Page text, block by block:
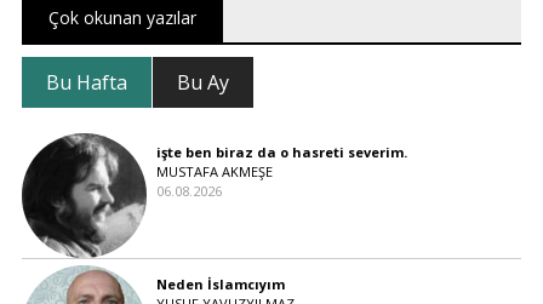
Çok okunan yazılar
Bu Hafta Bu Ay
işte ben biraz da o hasreti severim.
MUSTAFA AKMEŞE
06.08.2026
Neden İslamcıyım